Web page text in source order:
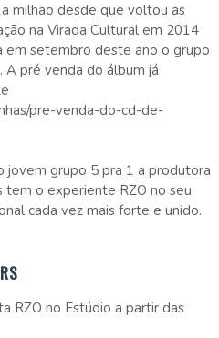
milhão desde que voltou as
na Virada Cultural em 2014
em setembro deste ano o grupo
A pré venda do álbum já
pre-venda-do-cd-de-
jovem grupo 5 pra 1 a produtora
o experiente RZO no seu
cada vez mais forte e unido.
RZO no Estúdio a partir das